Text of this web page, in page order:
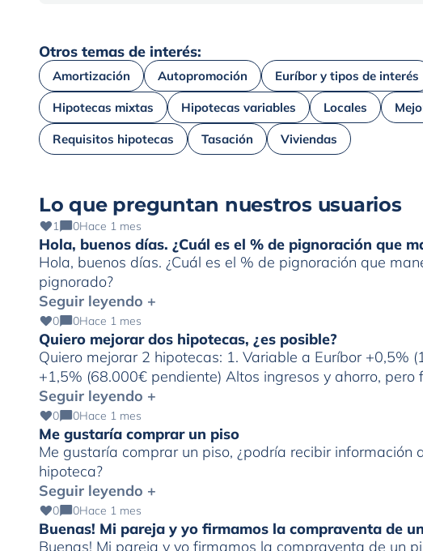
Otros temas de interés:
Amortización Autopromoción Euríbor y tipos de interés
Hipotecas mixtas Hipotecas variables Locales
Requisitos hipotecas Tasación Viviendas
Lo que preguntan nuestros usuarios
1 0Hace 1 mes
Hola, buenos días. ¿Cuál es el % de pignoración que
Hola, buenos días. ¿Cuál es el % de pignoración que
pignorado?
Seguir leyendo +
0 0Hace 1 mes
Quiero mejorar dos hipotecas, ¿es posible?
Quiero mejorar 2 hipotecas: 1. Variable a Euríbor +0,5%
+1,5% (68.000€ pendiente) Altos ingresos y ahorro, pero
Seguir leyendo +
0 0Hace 1 mes
Me gustaría comprar un piso
Me gustaría comprar un piso, ¿podría recibir información
hipoteca?
Seguir leyendo +
0 0Hace 1 mes
Buenas! Mi pareja y yo firmamos la compraventa de
Buenas! Mi pareja y yo firmamos la compraventa de un